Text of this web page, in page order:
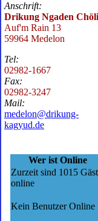
Anschrift:
Drikung Ngaden
Auf'm Rain 13
59964 Medelon
Tel:
02982-1667
Fax:
02982-3247
Mail:
medelon@drikung-
kagyud.de
Wer ist Online
Zurzeit sind 1015
online
Kein Benutzer Online